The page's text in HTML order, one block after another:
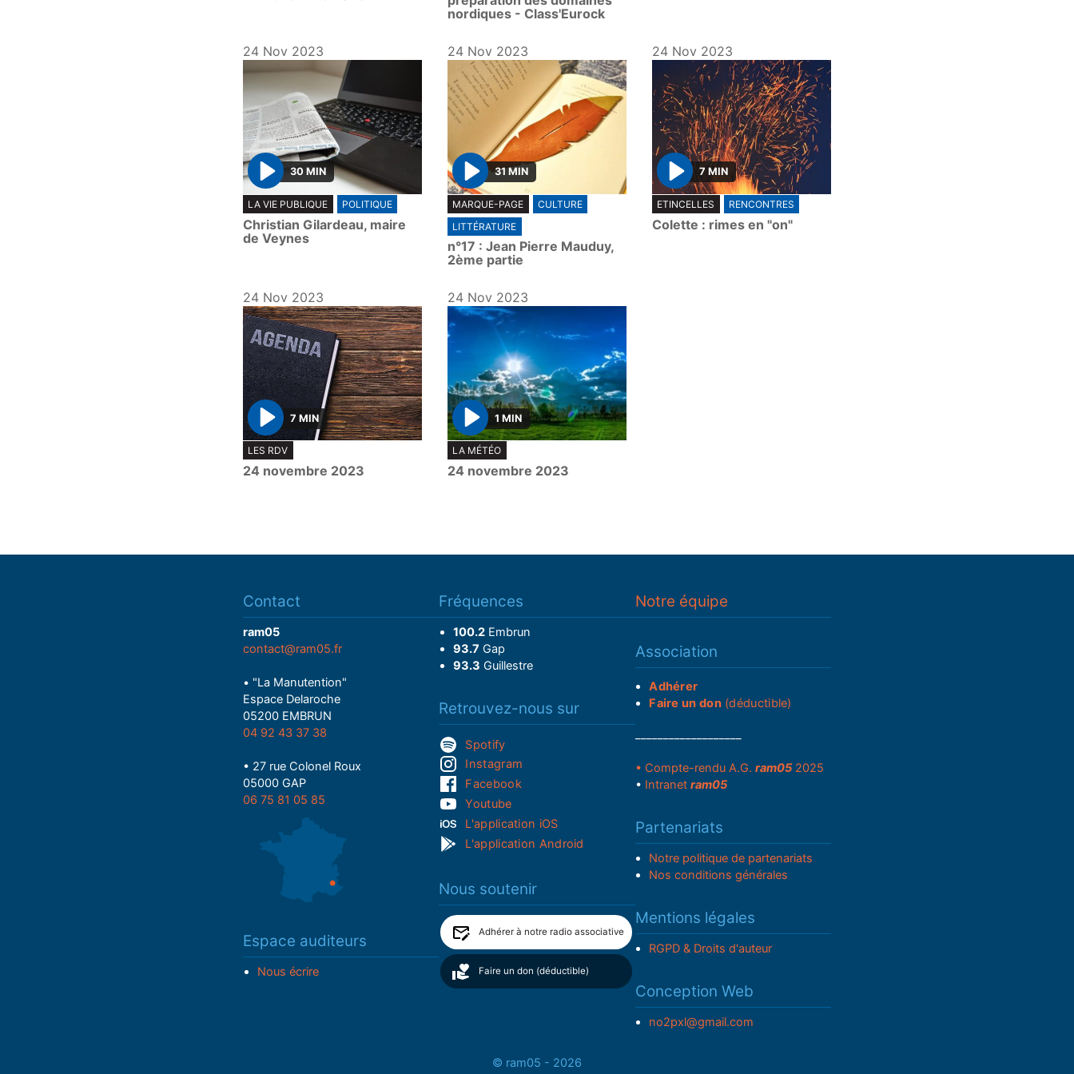
nordiques - Class'Eurock
24 Nov 2023
P
l
a
y
30 MIN
LA VIE PUBLIQUE POLITIQUE
Christian Gilardeau, maire
de Veynes
24 Nov 2023
P
l
a
y
31 MIN
MARQUE-PAGE
CULTURE
LITTÉRATURE
n°17 : Jean Pierre Mauduy,
2ème partie
24 Nov 2023
P
l
a
7 MIN
ETINCELLES RENCONTRES
Colette : rimes en "on"
24 Nov 2023
P
l
a
7 MIN
LES RDV
24 novembre 2023
24 Nov 2023
P
l
a
1 MIN
LA MÉTÉO
24 novembre 2023
Contact
ram05
contact@ram05.fr
• "La Manutention"
Espace Delaroche
05200 EMBRUN
04 92 43 37 38
• 27 rue Colonel Roux
05000 GAP
06 75 81 05 85
Espace auditeurs
Nous écrire
Fréquences
100.2Embrun
93.7 Gap
93.3 Guillestre
Retrouvez-nous sur
Spotify
Instagram
Facebook
Youtube
L'application iOS
L'application Android
Nous soutenir
Adhérer à notre radio associative
Faire un don (déductible)
Notre équipe
Association
Adhérer
Faire un don(déductible)
• Compte-rendu A.G. ram052025
• Intranet ram05
Partenariats
Notre politique de partenariats
Nos conditions générales
Mentions légales
RGPD & Droits d'auteur
Conception Web
no2pxl@gmail.com
© ram05 - 2026